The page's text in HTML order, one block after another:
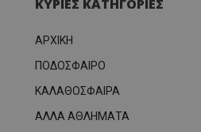
ΚΥΡΙΕΣ ΚΑΤΗΓΟΡΙΕΣ
ΑΡΧΙΚΗ
ΠΟΔΟΣΦΑΙΡΟ
ΚΑΛΑΘΟΣΦΑΙΡΑ
ΑΛΛΑ ΑΘΛΗΜΑΤΑ